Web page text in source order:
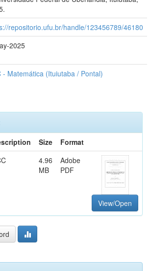
repositorio.ufu.br/handle/123456789/46180
2025
- Matemática (Ituiutaba / Pontal)
Size
Format
4.96
MB
Adobe
PDF
View/Open